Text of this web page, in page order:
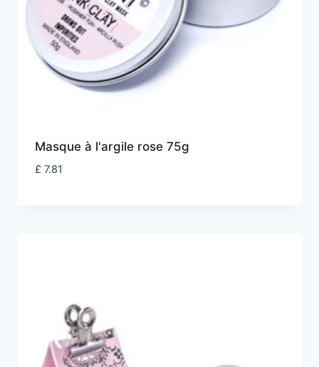
Masque à l'argile rose 75g
£ 7.81